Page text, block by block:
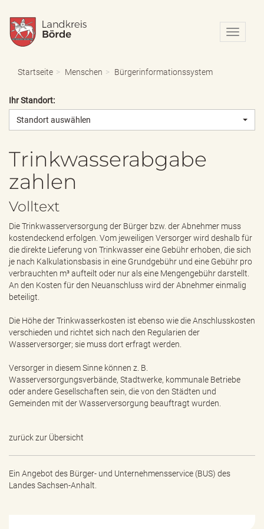
N
a
o
u
s
b
l
e
n
n
Startseite Menschen Bürgerinformationssystem
Ihr Standort:
Standort auswählen
Trinkwasserabgabe
zahlen
Volltext
Die Trinkwasserversorgung der Bürger bzw. der Abnehmer muss
kostendeckend erfolgen. Vom jeweiligen Versorger wird deshalb für
die direkte Lieferung von Trinkwasser eine Gebühr erhoben, die sich
je nach Kalkulationsbasis in eine Grundgebühr und eine Gebühr pro
verbrauchten m³ aufteilt oder nur als eine Mengengebühr darstellt.
An den Kosten für den Neuanschluss wird der Abnehmer einmalig
beteiligt.
Die Höhe der Trinkwasserkosten ist ebenso wie die Anschlusskosten
verschieden und richtet sich nach den Regularien der
Wasserversorger; sie muss dort erfragt werden.
Versorger in diesem Sinne können z. B.
Wasserversorgungsverbände, Stadtwerke, kommunale Betriebe
oder andere Gesellschaften sein, die von den Städten und
Gemeinden mit der Wasserversorgung beauftragt wurden.
zurück zur Übersicht
Ein Angebot des Bürger- und Unternehmensservice (BUS) des
Landes Sachsen-Anhalt.